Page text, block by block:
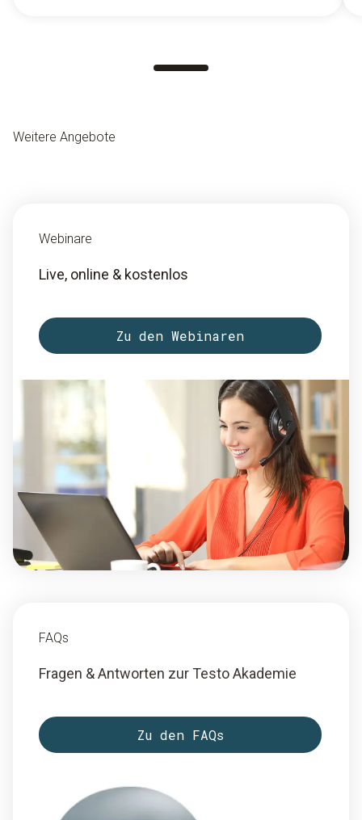
Weitere Angebote
Webinare
Live, online & kostenlos
Zu den Webinaren
FAQs
Fragen & Antworten zur Testo Akademie
Zu den FAQs